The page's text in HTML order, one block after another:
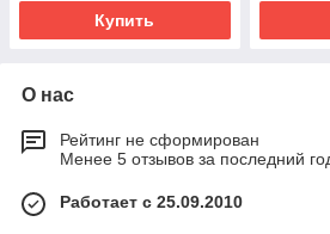
Купить
О нас
Рейтинг не сформирован
Менее 5 отзывов за последний
Работает с 25.09.2010